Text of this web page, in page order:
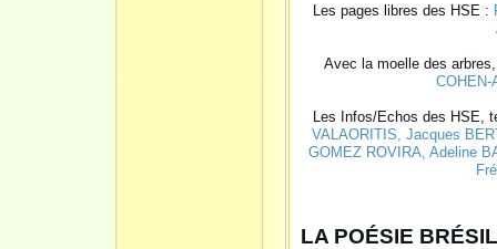
Les pages libres des HSE :
Avec la moelle des
COHEN-
Les Infos/Echos des HSE,
VALAORITIS , Jacques
GOMEZ ROVIRA , Adeline
LA POÉSIE